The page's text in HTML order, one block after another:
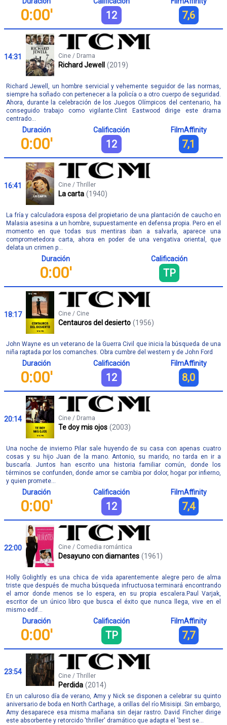
0:00' 12 7,6
14:31 Cine / Drama
Richard Jewell (2019)
Richard Jewell, un hombre servicial y vehemente seguidor de las normas,
siempre ha soñado con pertenecer a la policía o a otro cuerpo de seguridad.
Ahora, durante la celebración de los Juegos Olímpicos del centenario, ha
conseguido trabajo como vigilante.Clint Eastwood dirige este drama
centrado...
Duración
0:00'
Calificación
12
FilmAffinity
7,1
16:41 Cine / Thriller
La carta (1940)
La fría y calculadora esposa del propietario de una plantación de caucho en
Malasia asesina a un hombre, supuestamente en defensa propia. Pero en el
momento en que todas sus mentiras iban a salvarla, aparece una
comprometedora carta, ahora en poder de una vengativa oriental, que
delata un crimen p...
Duración
0:00'
Calificación
TP
18:17 Cine / Cine
Centauros del desierto (1956)
John Wayne es un veterano de la Guerra Civil que inicia la búsqueda de una
niña raptada por los comanches. Obra cumbre del western y de John Ford
Duración
0:00'
Calificación
12
FilmAffinity
8,0
20:14 Cine / Drama
Te doy mis ojos (2003)
Una noche de invierno Pilar sale huyendo de su casa con apenas cuatro
cosas y su hijo Juan de la mano. Antonio, su marido, no tarda en ir a
buscarla. Juntos han escrito una historia familiar común, donde los
términos se confunden, donde amor se cambia por dolor, hogar por infierno,
y quien promete...
Duración
0:00'
Calificación
12
FilmAffinity
7,4
22:00 Cine / Comedia romántica
Desayuno con diamantes (1961)
Holly Golightly es una chica de vida aparentemente alegre pero de alma
triste que después de mucha búsqueda infructuosa terminará encontrando
el amor donde menos se lo espera, en su propia escalera.Paul Varjak,
escritor de un único libro que busca el éxito que nunca llega, vive en el
mismo edif...
Duración
0:00'
Calificación
TP
FilmAffinity
7,7
23:54 Cine / Thriller
Perdida (2014)
En un caluroso día de verano, Amy y Nick se disponen a celebrar su quinto
aniversario de boda en North Carthage, a orillas del río Misisipi. Sin embargo,
Amy desaparece esa misma mañana sin dejar rastro. David Fincher dirige
este absorbente y retorcido 'thriller' dramático que adapta el 'best se...